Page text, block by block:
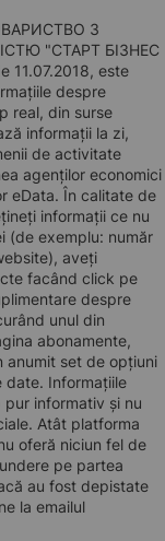
З
"СТАРТ БІЗНЕС
11.07.2018, este
despre
real, din surse
informații la zi,
de activitate
agenților economici
eData. În calitate de
informații ce nu
(de exemplu: număr
aveți
facând click pe
despre
unul din
abonamente,
anumit set de opțiuni
date. Informațiile
informativ și nu
Atât platforma
oferă niciun fel de
pe partea
au fost depistate
la emailul